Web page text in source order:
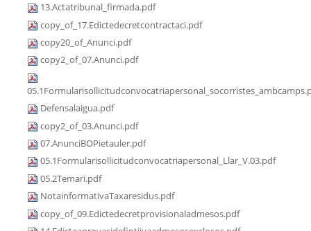
13.Actatribunal_firmada.pdf
copy_of_17.Edictedecretcontractaci.pdf
copy20_of_Anunci.pdf
copy2_of_07.Anunci.pdf
Defensalaigua.pdf
copy2_of_03.Anunci.pdf
07.AnunciBOPietauler.pdf
05.1Formularisollicitudconvocatriapersonal_Llar_V.03.pdf
05.2Temari.pdf
NotainformativaTaxaresidus.pdf
copy_of_09.Edictedecretprovisionaladmesos.pdf